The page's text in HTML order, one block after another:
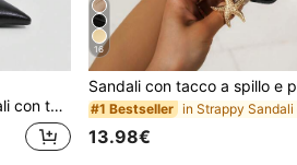
quotidiano e le feste
16
#1 Bestseller
13.98€